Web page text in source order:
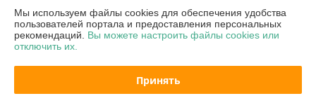
г. Брест ул. Южный городок 227 пав. 10
Регистрационный номер ЕГР: 291155722
Регистрационный орган: администрация Московского района г. Бреста
Мы используем файлы cookies для обеспечения удобства
пользователей портала и предоставления персональных
рекомендаций. Вы можете настроить файлы cookies или
отключить их.
Принять